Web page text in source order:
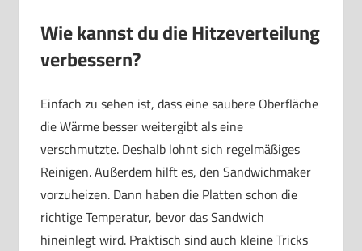
Wie kannst du die Hitzeverteilung
verbessern?
Einfach zu sehen ist, dass eine saubere Oberfläche
die Wärme besser weitergibt als eine
verschmutzte. Deshalb lohnt sich regelmäßiges
Reinigen. Außerdem hilft es, den Sandwichmaker
vorzuheizen. Dann haben die Platten schon die
richtige Temperatur, bevor das Sandwich
hineinlegt wird. Praktisch sind auch kleine Tricks